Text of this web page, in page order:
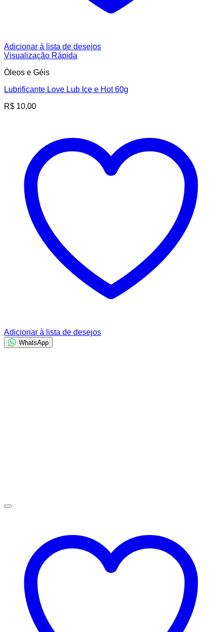
Adicionar à lista de desejos
Visualização Rápida
Óleos e Géis
Lubrificante Love Lub Ice e Hot 60g
R$ 10,00
Adicionar à lista de desejos
WhatsApp